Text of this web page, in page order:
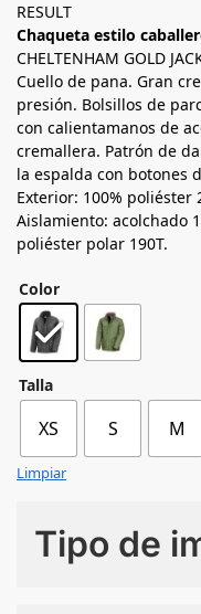
RESULT
Chaqueta estilo
CHELTENHAM GOLD
Cuello de pana. Gran
presión. Bolsillos de
con calientamanos de
cremallera. Patrón de
la espalda con botones
Exterior: 100% poliéster
Aislamiento: acolchado
poliéster polar 190T.
Color
Talla
XS S M
Limpiar
Tipo de